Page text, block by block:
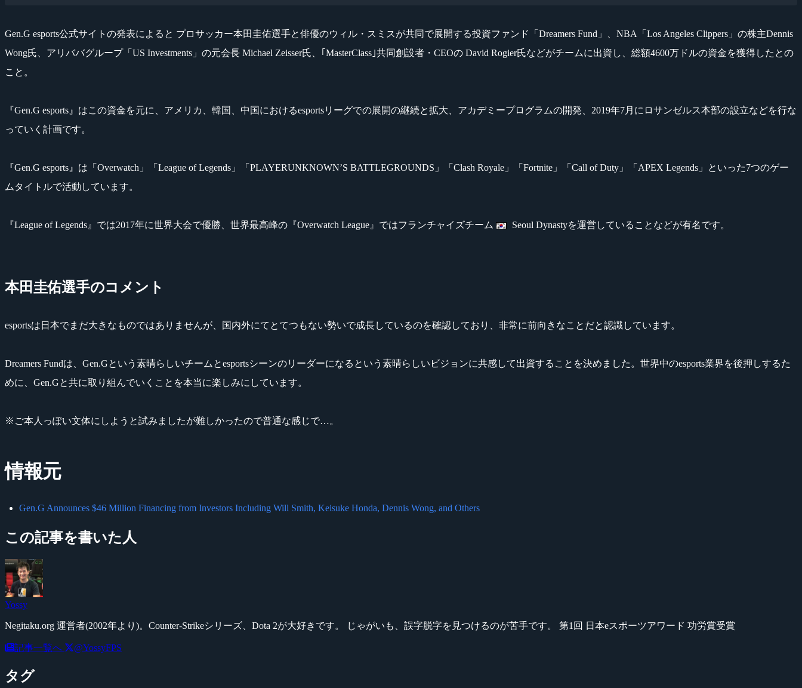
Gen.G esports公式サイトの発表によると プロサッカー本田圭佑選手と俳優のウィル・スミスが共同で展開する投資ファンド「Dreamers Fund」、NBA「Los Angeles Clippers」の株主Dennis
Wong氏、アリババグループ「US Investments」の元会長 Michael Zeisser氏、｢MasterClass｣共同創設者・CEOの David Rogier氏などがチームに出資し、総額4600万ドルの資金を獲得したとの
こと。
『Gen.G esports』はこの資金を元に、アメリカ、韓国、中国におけるesportsリーグでの展開の継続と拡大、アカデミープログラムの開発、2019年7月にロサンゼルス本部の設立などを行な
っていく計画です。
『Gen.G esports』は「Overwatch」「League of Legends」「PLAYERUNKNOWN’S BATTLEGROUNDS」「Clash Royale」「Fortnite」「Call of Duty」「APEX Legends」といった7つのゲー
ムタイトルで活動しています。
『League of Legends』では2017年に世界大会で優勝、世界最高峰の『Overwatch League』ではフランチャイズチーム Seoul Dynastyを運営していることなどが有名です。
本田圭佑選手のコメント
esportsは日本でまだ大きなものではありませんが、国内外にてとてつもない勢いで成長しているのを確認しており、非常に前向きなことだと認識しています。
Dreamers Fundは、Gen.Gという素晴らしいチームとesportsシーンのリーダーになるという素晴らしいビジョンに共感して出資することを決めました。世界中のesports業界を後押しするた
めに、Gen.Gと共に取り組んでいくことを本当に楽しみにしています。
※ご本人っぽい文体にしようと試みましたが難しかったので普通な感じで…。
情報元
Gen.G Announces $46 Million Financing from Investors Including Will Smith, Keisuke Honda, Dennis Wong, and Others
この記事を書いた人
Yossy
Negitaku.org 運営者(2002年より)。Counter-Strikeシリーズ、Dota 2が大好きです。 じゃがいも、誤字脱字を見つけるのが苦手です。 第1回 日本eスポーツアワード 功労賞受賞
記事一覧へ @YossyFPS
タグ